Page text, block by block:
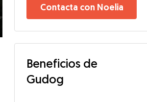
Contacta con Noelia
Beneficios de
Gudog